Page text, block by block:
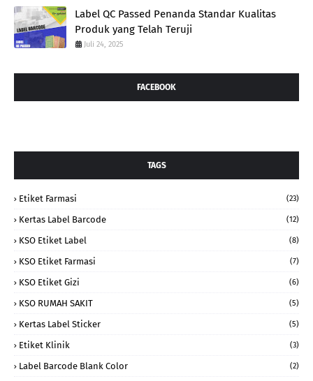
Label QC Passed Penanda Standar Kualitas
Produk yang Telah Teruji
Juli 24, 2025
FACEBOOK
TAGS
Etiket Farmasi (23)
Kertas Label Barcode (12)
KSO Etiket Label (8)
KSO Etiket Farmasi (7)
KSO Etiket Gizi (6)
KSO RUMAH SAKIT (5)
Kertas Label Sticker (5)
Etiket Klinik (3)
Label Barcode Blank Color (2)